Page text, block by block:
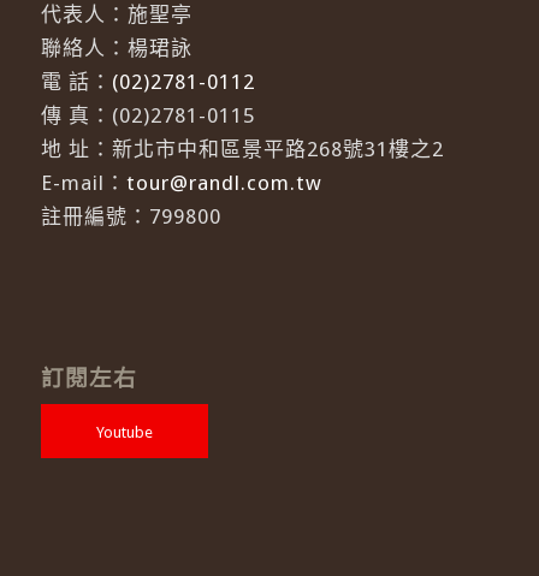
代表人：施聖亭
聯絡人：楊珺詠
電 話： (02)2781-0112
傳 真：(02)2781-0115
地 址：新北市中和區景平路268號31樓之2
E-mail： tour@randl.com.tw
註冊編號：799800
訂閱左右
Youtube